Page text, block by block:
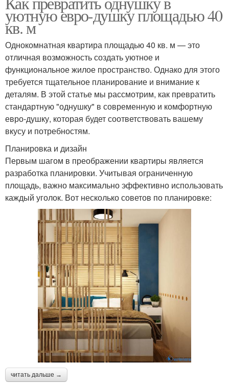
уютную евро-душку площадью 40
кв. м
Однокомнатная квартира площадью 40 кв. м — это
отличная возможность создать уютное и
функциональное жилое пространство. Однако для этого
требуется тщательное планирование и внимание к
деталям. В этой статье мы рассмотрим, как превратить
стандартную "однушку" в современную и комфортную
евро-душку, которая будет соответствовать вашему
вкусу и потребностям.
Планировка и дизайн
Первым шагом в преображении квартиры является
разработка планировки. Учитывая ограниченную
площадь, важно максимально эффективно использовать
каждый уголок. Вот несколько советов по планировке:
читать дальше →